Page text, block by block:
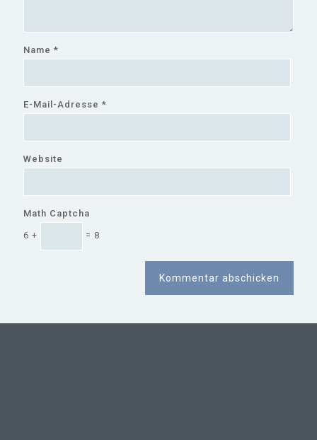
Name *
E-Mail-Adresse *
Website
Math Captcha
6 + = 8